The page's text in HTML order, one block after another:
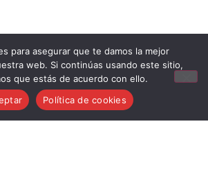
generales de venta
para asegurar que te damos la mejor
web. Si continúas usando este sitio,
que estás de acuerdo con ello.
Política de cookies